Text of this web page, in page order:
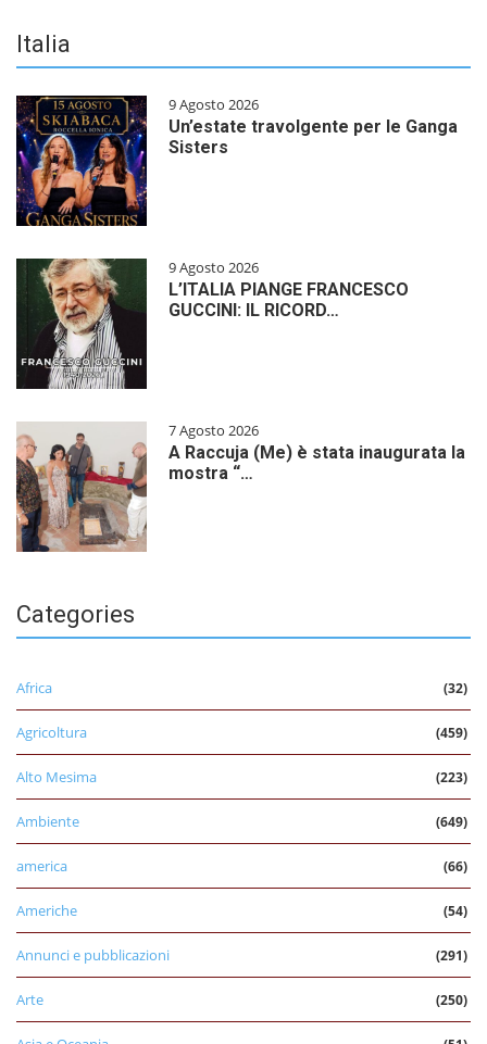
Italia
9 Agosto 2026
Un’estate travolgente per le Ganga
Sisters
9 Agosto 2026
L’ITALIA PIANGE FRANCESCO
GUCCINI: IL RICORD…
7 Agosto 2026
A Raccuja (Me) è stata inaugurata la
mostra “…
Categories
Africa (32)
Agricoltura (459)
Alto Mesima (223)
Ambiente (649)
america (66)
Americhe (54)
Annunci e pubblicazioni (291)
Arte (250)